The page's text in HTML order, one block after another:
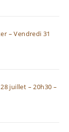
– Vendredi 31
juillet – 20h30 –